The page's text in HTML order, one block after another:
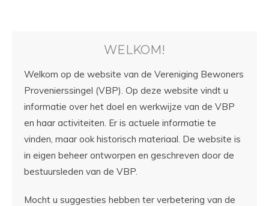
WELKOM!
Welkom op de website van de Vereniging Bewoners
Provenierssingel (VBP). Op deze website vindt u
informatie over het doel en werkwijze van de VBP
en haar activiteiten. Er is actuele informatie te
vinden, maar ook historisch materiaal. De website is
in eigen beheer ontworpen en geschreven door de
bestuursleden van de VBP.
Mocht u suggesties hebben ter verbetering van de